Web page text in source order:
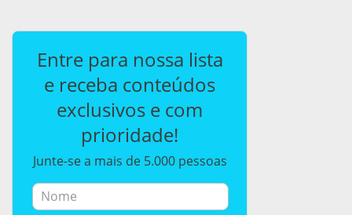
Entre para nossa lista
e receba conteúdos
exclusivos e com
prioridade!
Junte-se a mais de 5.000 pessoas